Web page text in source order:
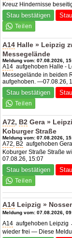
Kreuz Hindernisse
Stau bestätigen
A14 Halle » Leipzig
Messegelände
Meldung vom: 07.08.2026,
A14 aufgehoben Halle -
Messegelände in beiden
aufgehoben. —07.08.26,
Stau bestätigen
A72, B2 Gera »
Koburger Straße
Meldung vom: 07.08.2026,
A72, B2 aufgehoben
Koburger Straße Straße
07.08.26, 15:07
Stau bestätigen
A14 Leipzig »
Meldung vom: 07.08.2026,
A14 aufgehoben Leipzig
wieder frei — Diese